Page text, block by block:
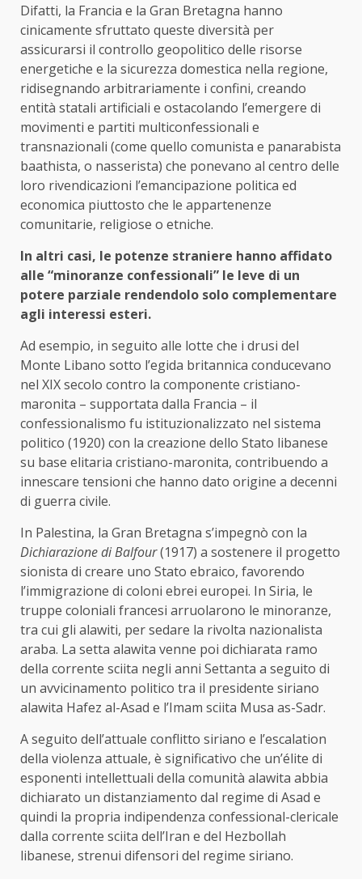
Difatti, la Francia e la Gran Bretagna hanno
cinicamente sfruttato queste diversità per
assicurarsi il controllo geopolitico delle risorse
energetiche e la sicurezza domestica nella regione,
ridisegnando arbitrariamente i confini, creando
entità statali artificiali e ostacolando l’emergere di
movimenti e partiti multiconfessionali e
transnazionali (come quello comunista e panarabista
baathista, o nasserista) che ponevano al centro delle
loro rivendicazioni l’emancipazione politica ed
economica piuttosto che le appartenenze
comunitarie, religiose o etniche.
In altri casi, le potenze straniere hanno affidato
alle “minoranze confessionali” le leve di un
potere parziale rendendolo solo complementare
agli interessi esteri.
Ad esempio, in seguito alle lotte che i drusi del
Monte Libano sotto l’egida britannica conducevano
nel XIX secolo contro la componente cristiano-
maronita – supportata dalla Francia – il
confessionalismo fu istituzionalizzato nel sistema
politico (1920) con la creazione dello Stato libanese
su base elitaria cristiano-maronita, contribuendo a
innescare tensioni che hanno dato origine a decenni
di guerra civile.
In Palestina, la Gran Bretagna s’impegnò con la
Dichiarazione di Balfour(1917) a sostenere il progetto
sionista di creare uno Stato ebraico, favorendo
l’immigrazione di coloni ebrei europei. In Siria, le
truppe coloniali francesi arruolarono le minoranze,
tra cui gli alawiti, per sedare la rivolta nazionalista
araba. La setta alawita venne poi dichiarata ramo
della corrente sciita negli anni Settanta a seguito di
un avvicinamento politico tra il presidente siriano
alawita Hafez al-Asad e l’Imam sciita Musa as-Sadr.
A seguito dell’attuale conflitto siriano e l’escalation
della violenza attuale, è significativo che un’élite di
esponenti intellettuali della comunità alawita abbia
dichiarato un distanziamento dal regime di Asad e
quindi la propria indipendenza confessional-clericale
dalla corrente sciita dell’Iran e del Hezbollah
libanese, strenui difensori del regime siriano.